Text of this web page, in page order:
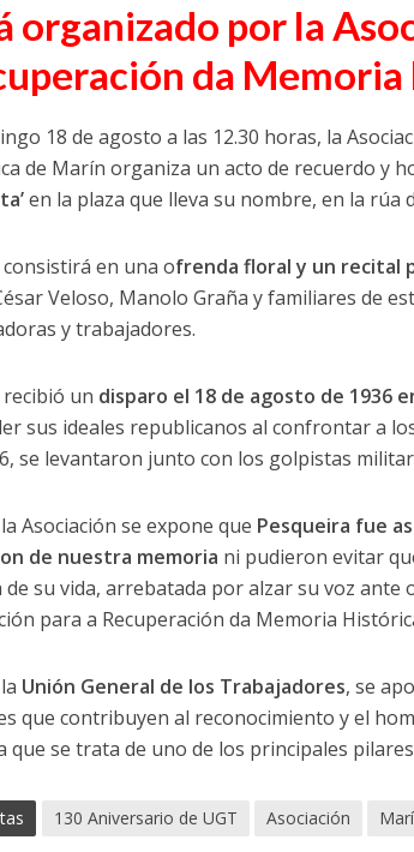
El Ayuntamiento de Sevilla acogerá la
organizado por la
da
18 de agosto a las 12.30 horas, la
de Marín organiza un acto de recuerdo y
en la plaza que lleva su nombre, en la rúa
consistirá en una ofrenda floral y un recital
Veloso, Manolo Graña y familiares de
y trabajadores.
recibió un disparo el 18 de agosto de 1936
sus ideales republicanos al confrontar a
se levantaron junto con los golpistas
Asociación se expone que Pesqueira fue
de nuestra memoria ni pudieron evitar
de su vida, arrebatada por alzar su voz
para a Recuperación da Memoria
Unión General de los Trabajadores, se
que contribuyen al reconocimiento y el
que se trata de uno de los principales
130 Aniversario de UGT Asociación